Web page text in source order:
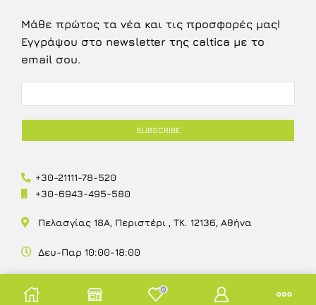
Μάθε πρώτος τα νέα και τις προσφορές μας!
Εγγράψου στο newsletter της caltica με το
email σου.
+30-21111-78-520
+30-6943-495-580
Πελασγίας 18Α, Περιστέρι , ΤΚ. 12136, Αθήνα
Δευ-Παρ 10:00-18:00
0